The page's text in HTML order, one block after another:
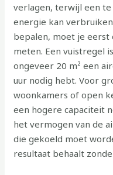
verlagen, terwijl een
energie kan
bepalen, moet je
meten. Een vuistregel
ongeveer 20 m² een
uur nodig hebt. Voor
woonkamers of open
een hogere capaciteit
het vermogen van de
die gekoeld moet
resultaat behaalt